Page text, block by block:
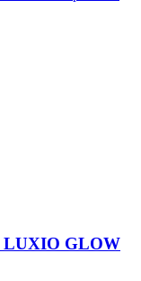
LUXIO GLOW